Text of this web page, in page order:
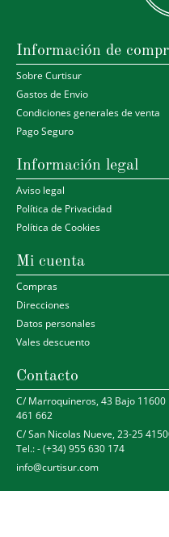
Información de
Sobre Curtisur
Gastos de Envio
Condiciones generales de venta
Pago Seguro
Información legal
Aviso legal
Política de Privacidad
Política de Cookies
Mi cuenta
Compras
Direcciones
Datos personales
Vales descuento
Contacto
C/ Marroquineros, 43 Bajo 11600
461 662
C/ San Nicolas Nueve, 23-25
Tel.: - (+34) 955 630 174
info@curtisur.com